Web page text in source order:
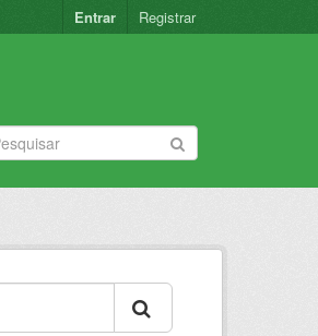
Entrar Registrar